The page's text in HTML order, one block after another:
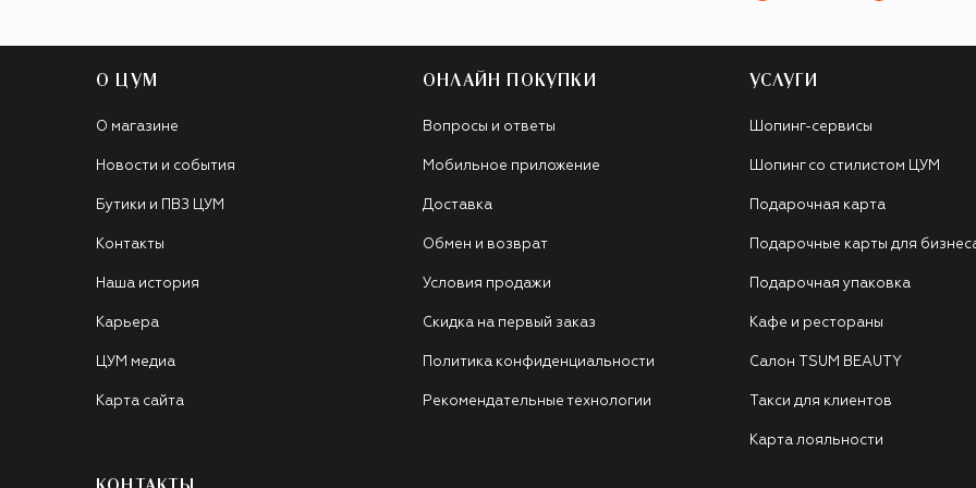
О ЦУМ
О магазине
Новости и события
Бутики и ПВЗ ЦУМ
Контакты
Наша история
Карьера
ЦУМ медиа
Карта сайта
ОНЛАЙН ПОКУПКИ
Вопросы и ответы
Мобильное приложение
Доставка
Обмен и возврат
Условия продажи
Скидка на первый заказ
Политика конфиденциальности
Рекомендательные технологии
УСЛУГИ
Шопинг-сервисы
Шопинг со стилистом ЦУМ
Подарочная карта
Подарочные карты для
Подарочная упаковка
Кафе и рестораны
Салон TSUM BEAUTY
Такси для клиентов
Карта лояльности